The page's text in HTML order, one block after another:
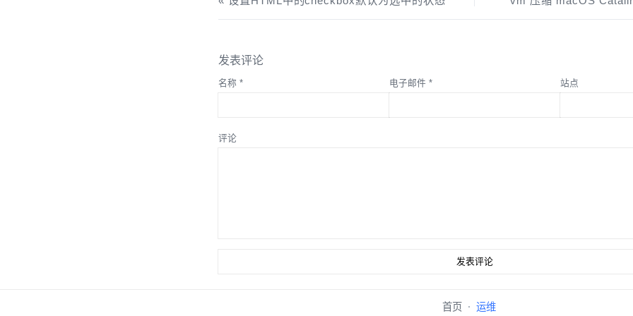
发表评论
名称 * 电子邮件 * 站点
评论
首页 运维